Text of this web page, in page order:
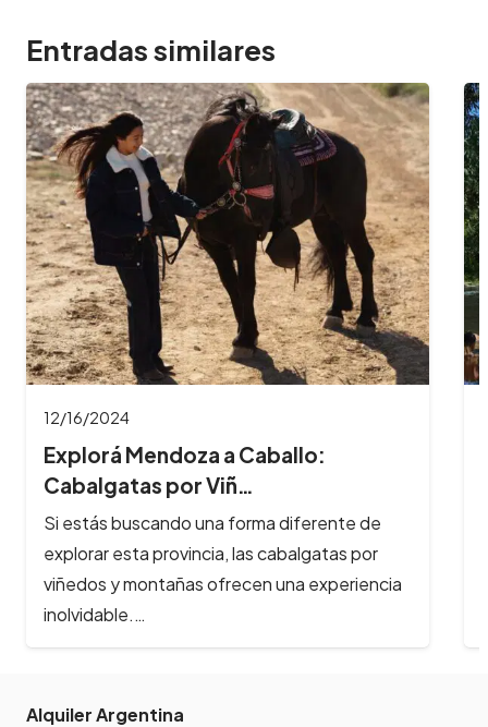
Entradas similares
11/26/2024
8 Imperdibles balnearios en las
Sierras de Có…
Los ríos y arroyos de Córdoba son los
principales atractivos turísticos de la provincia
y reciben cada año, cientos de…
Alquiler Argentina